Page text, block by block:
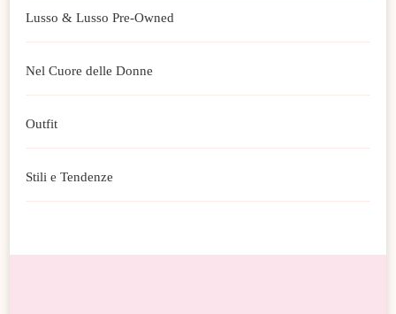
Lusso & Lusso Pre-Owned
Nel Cuore delle Donne
Outfit
Stili e Tendenze